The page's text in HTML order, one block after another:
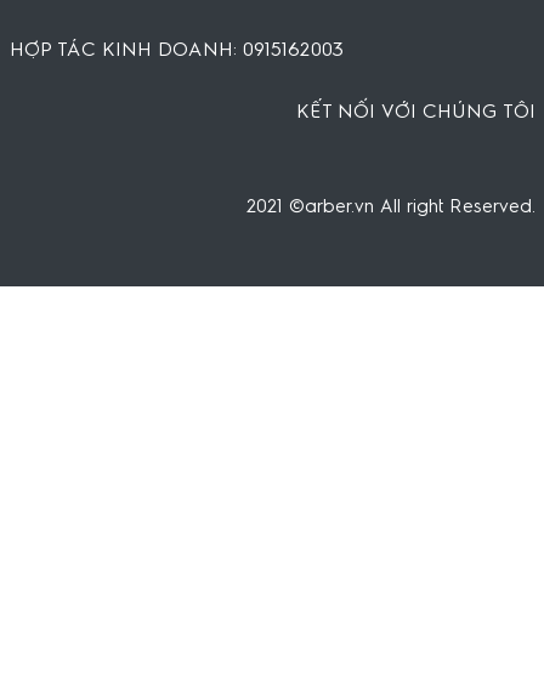
HỢP TÁC KINH DOANH: 0915162003
KẾT NỐI VỚI CHÚNG TÔI
2021 ©arber.vn All right Reserved.